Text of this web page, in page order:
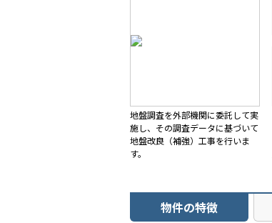
地盤調査を外部機関に委託して実
施し、その調査データに基づいて
地盤改良（補強）工事を行いま
す。
物件の特徴